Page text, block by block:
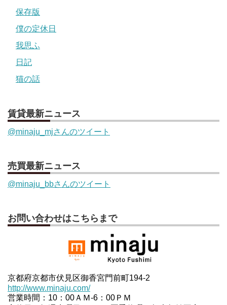
保存版
僕の定休日
我思ふ
日記
猫の話
賃貸最新ニュース
@minaju_mjさんのツイート
売買最新ニュース
@minaju_bbさんのツイート
お問い合わせはこちらまで
京都府京都市伏見区御香宮門前町194-2
http://www.minaju.com/
営業時間：10：00ＡＭ-6：00ＰＭ